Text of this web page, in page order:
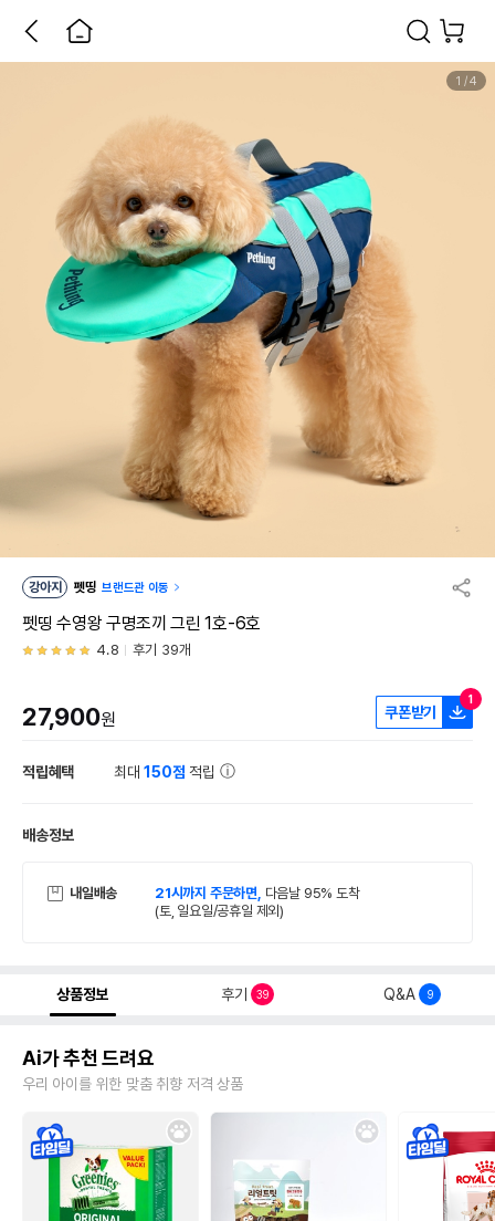
1 /4
강아지 펫띵 브랜드관 이동
펫띵 수영왕 구명조끼 그린 1호-6호
4.8 후기 39개
27,900원 쿠폰받기
1
적립혜택 최대150점 적립
배송정보
내일배송 21시까지 주문하면, 다음날 95% 도착
(토, 일요일/공휴일 제외)
상품정보 후기 39 Q&A 9
Ai가 추천 드려요
우리 아이를 위한 맞춤 취향 저격 상품